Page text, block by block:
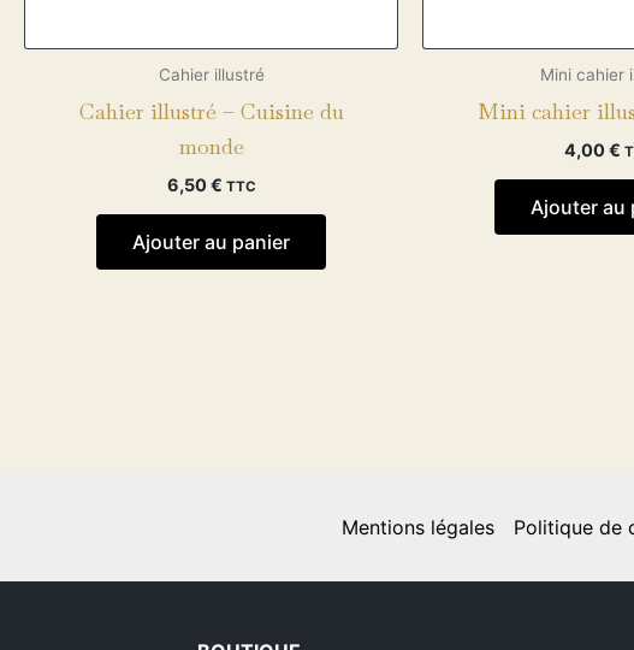
Cahier illustré
Cahier illustré – Cuisine du
monde
6,50€ TTC
Ajouter au panier
Mini cahier
Mini cahier
4,00€
Ajouter au
Mentions légales Politique de